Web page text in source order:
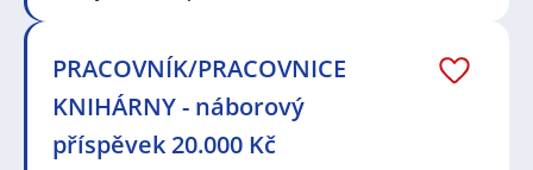
PRACOVNÍK/PRACOVNICE
KNIHÁRNY - náborový
příspěvek 20.000 Kč